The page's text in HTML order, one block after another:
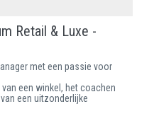
Retail & Luxe -
met een passie voor
een winkel, het coachen
een uitzonderlijke